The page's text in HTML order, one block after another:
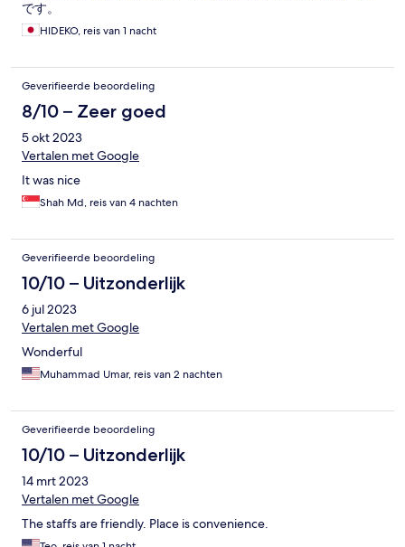
です。
HIDEKO, reis van 1 nacht
Geverifieerde beoordeling
8/10 – Zeer goed
5 okt 2023
Vertalen met Google
It was nice
Shah Md, reis van 4 nachten
Geverifieerde beoordeling
10/10 – Uitzonderlijk
6 jul 2023
Vertalen met Google
Wonderful
Muhammad Umar, reis van 2 nachten
Geverifieerde beoordeling
10/10 – Uitzonderlijk
14 mrt 2023
Vertalen met Google
The staffs are friendly. Place is convenience.